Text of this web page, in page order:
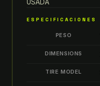
58W
Touring
USADA
ESPECIFICACIONES
PESO
DIMENSIONS
TIRE MODEL